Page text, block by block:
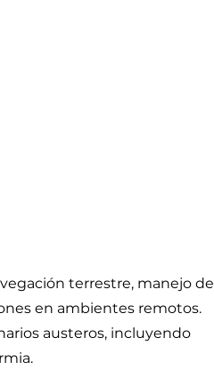
terrestre, manejo de
en ambientes remotos.
austeros, incluyendo